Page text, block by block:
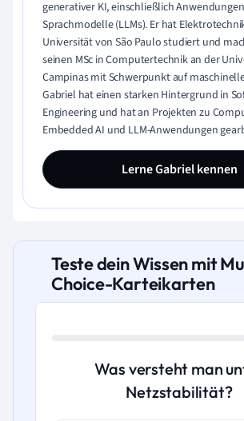
generativer KI, einschließlich
Sprachmodelle (LLMs). Er hat
Universität von São Paulo studiert und
seinen MSc in Computertechnik an der
Campinas mit Schwerpunkt auf
Gabriel hat einen starken Hintergrund in
Engineering und hat an Projekten zu
Embedded AI und LLM-Anwendungen
Lerne Gabriel kennen
Teste dein Wissen mit
Choice-Karteikarten
Was versteht man
Netzstabilität?